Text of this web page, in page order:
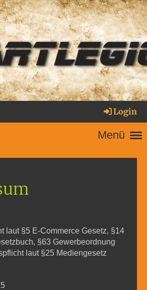
Login
Menü
laut §5 E-Commerce Gesetz, §14
§63 Gewerbeordnung
laut §25 Mediengesetz